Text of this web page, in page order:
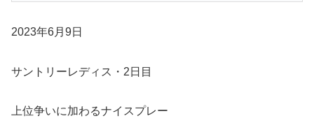
2023年6月9日
サントリーレディス・2日目
上位争いに加わるナイスプレー